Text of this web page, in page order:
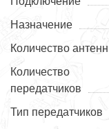
Назначение
Количество антенн
Количество
передатчиков
Тип передатчиков